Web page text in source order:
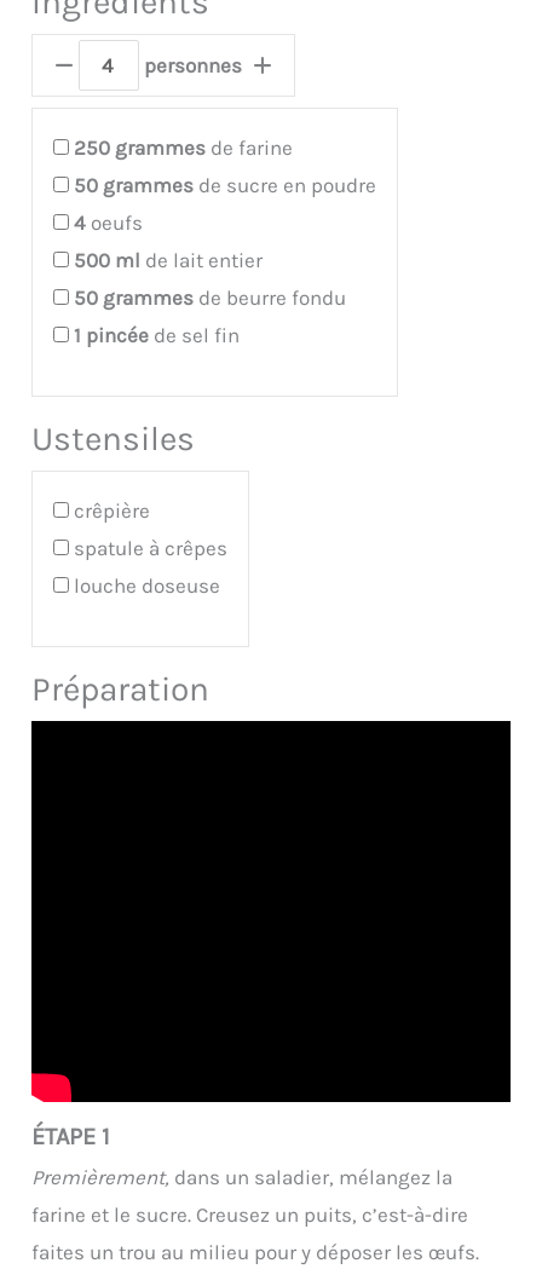
personnes
250 grammes de farine
50 grammes de sucre en poudre
4 oeufs
500 ml de lait entier
50 grammes de beurre fondu
1 pincée de sel fin
Ustensiles
crêpière
spatule à crêpes
louche doseuse
Préparation
ÉTAPE 1
Premièrement, dans un saladier, mélangez la
farine et le sucre. Creusez un puits, c’est-à-dire
faites un trou au milieu pour y déposer les œufs.